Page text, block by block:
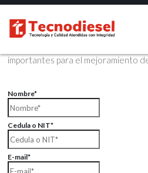
Contáctenos Vía Email
Envíenos sus datos con sus
importantes para el mejoramiento
Nombre*
Cedula o NIT*
E-mail*